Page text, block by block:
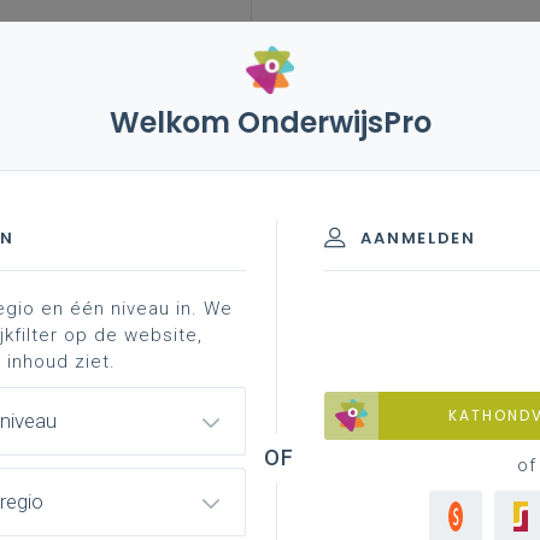
vakken en leerplannen 3de graad
professionalisering
- 3de graad - A-
materiaal faq
Welkom OnderwijsPro
AANMELDEN
of
en één niveau in. We
op de website,
ziet.